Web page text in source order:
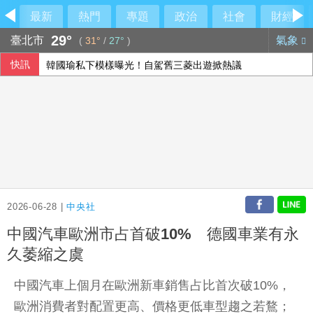
最新 熱門 專題 政治 社會
財經
臺北市 29° ( 31° / 27° ) 氣象
快訊 韓國瑜私下模樣曝光！自駕舊三菱出遊掀熱議
2026-06-28 |中央社
中國汽車歐洲市占首破10% 德國車業有永
久萎縮之虞
中國汽車上個月在歐洲新車銷售占比首次破10%，
歐洲消費者對配置更高、價格更低車型趨之若鶩；